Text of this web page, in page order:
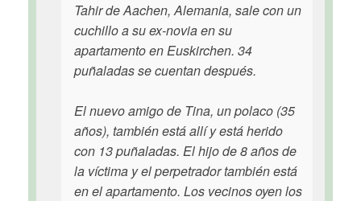
Tahir de Aachen, Alemania, sale con un
cuchillo a su ex-novia en su
apartamento en Euskirchen. 34
puñaladas se cuentan después.
El nuevo amigo de Tina, un polaco (35
años), también está allí y está herido
con 13 puñaladas. El hijo de 8 años de
la víctima y el perpetrador también está
en el apartamento. Los vecinos oyen los